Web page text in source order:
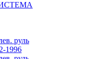
руль
1996